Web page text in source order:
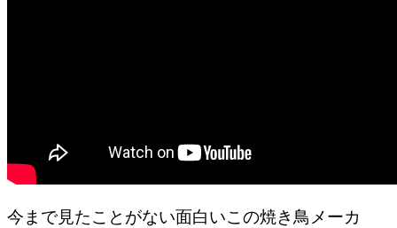
今まで見たことがない面白いこの焼き鳥メーカ